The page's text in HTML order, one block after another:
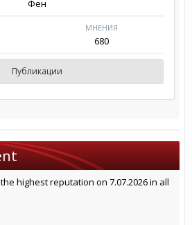
Фен
МНЕНИЯ
680
Публикации
highest reputation on 7.07.2026 in all